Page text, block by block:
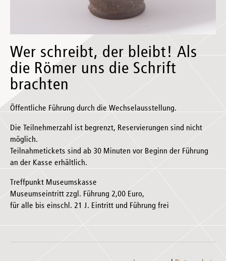
Wer schreibt, der bleibt! Als
die Römer uns die Schrift
brachten
Öffentliche Führung durch die Wechselausstellung.
Die Teilnehmerzahl ist begrenzt, Reservierungen sind nicht
möglich.
Teilnahmetickets sind ab 30 Minuten vor Beginn der Führung
an der Kasse erhältlich.
Treffpunkt Museumskasse
Museumseintritt zzgl. Führung 2,00 Euro,
für alle bis einschl. 21 J. Eintritt und Führung frei